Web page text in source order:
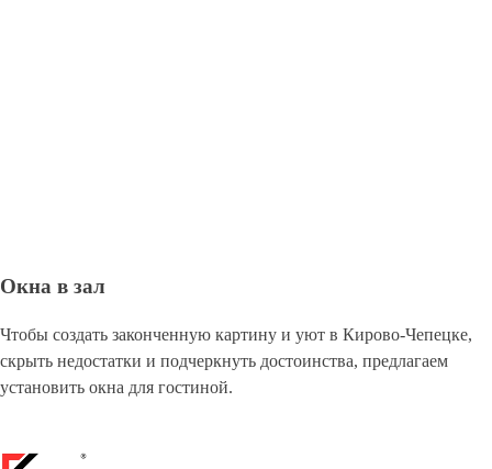
Окна в зал
Чтобы создать законченную картину и уют в Кирово-Чепецке,
скрыть недостатки и подчеркнуть достоинства, предлагаем
установить окна для гостиной.